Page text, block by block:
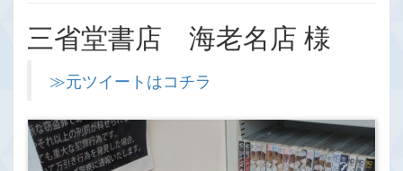
三省堂書店 海老名店 様
≫元ツイートはコチラ